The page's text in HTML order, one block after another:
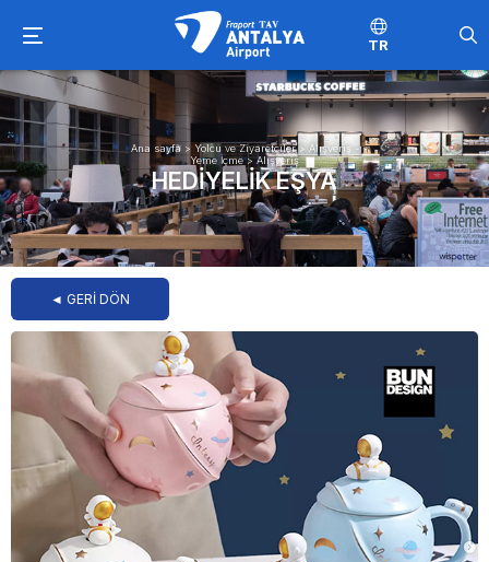
TR
Ana sayfa> Yolcu ve Ziyaretçiler>Alışveriş -
Yeme İçme> Alışveriş
HEDIYELIK EŞYA
◄ GERİ DÖN